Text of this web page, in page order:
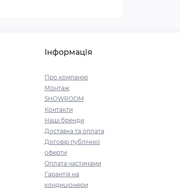
Інформація
Про компанію
Монтаж
SHOWROOM
Контакти
Наші бренди
Доставка та оплата
Договір публічної
оферти
Оплата частинами
Гарантія на
кондиціонери